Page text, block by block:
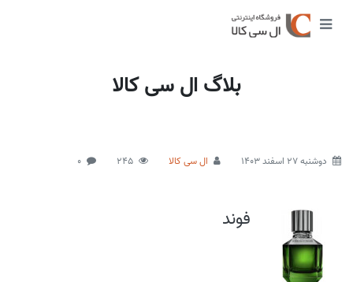
بلاگ ال سی کالا
دوشنبه 27 اسفند 1403 ال سی کالا 245
0
فوند